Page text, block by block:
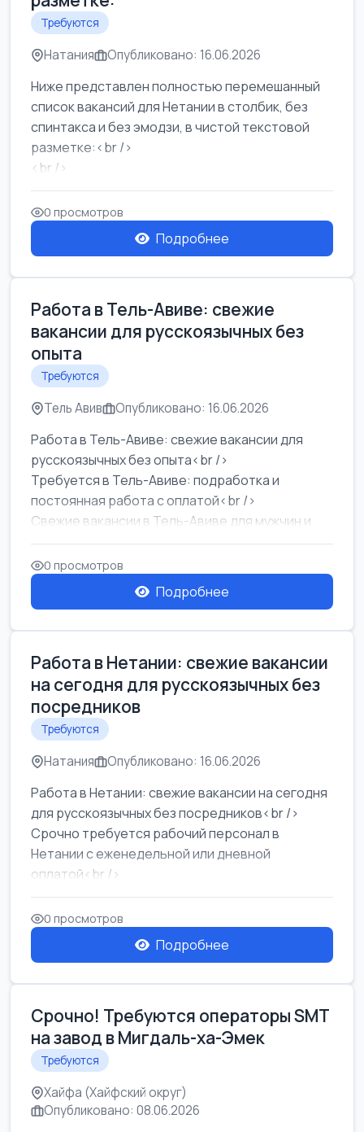
Требуются
Натания Опубликовано: 16.06.2026
Ниже представлен полностью перемешанный
список вакансий для Нетании в столбик, без
спинтакса и без эмодзи, в чистой текстовой
разметке:<br />
<br />
Работа в Нетании на мебельном производстве:
требу...
0 просмотров
Подробнее
Работа в Тель-Авиве: свежие
вакансии для русскоязычных без
опыта
Требуются
Тель Авив Опубликовано: 16.06.2026
Работа в Тель-Авиве: свежие вакансии для
русскоязычных без опыта<br />
Требуется в Тель-Авиве: подработка и
постоянная работа с оплатой<br />
Свежие вакансии в Тель-Авиве для мужчин и
женщин от хозя...
0 просмотров
Подробнее
Работа в Нетании: свежие вакансии
на сегодня для русскоязычных без
посредников
Требуются
Натания Опубликовано: 16.06.2026
Работа в Нетании: свежие вакансии на сегодня
для русскоязычных без посредников<br />
Срочно требуется рабочий персонал в
Нетании с еженедельной или дневной
оплатой<br />
Свежие вакансии в Нетании дл...
0 просмотров
Подробнее
Срочно! Требуются операторы SMT
на завод в Мигдаль-ха-Эмек
Требуются
Хайфа (Хайфский округ)
Опубликовано: 08.06.2026